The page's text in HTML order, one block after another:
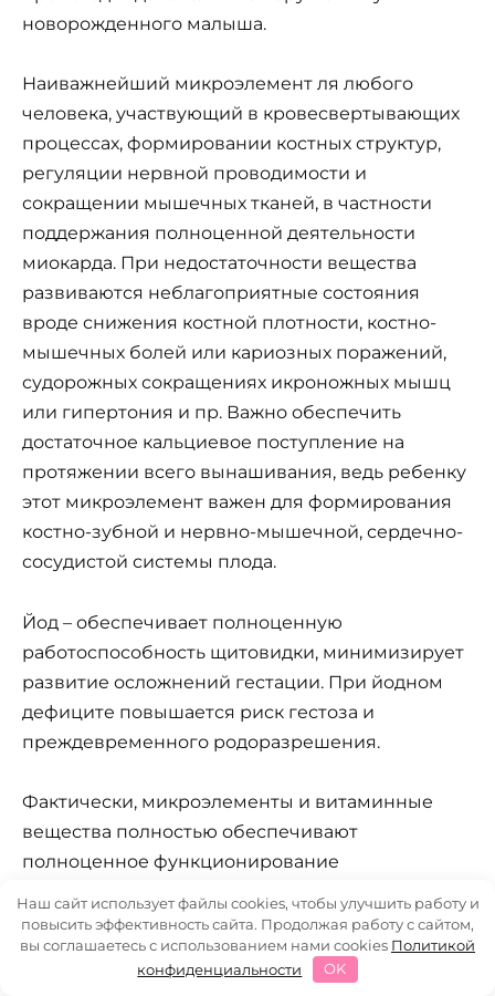
новорожденного малыша.
Наиважнейший микроэлемент ля любого
человека, участвующий в кровесвертывающих
процессах, формировании костных структур,
регуляции нервной проводимости и
сокращении мышечных тканей, в частности
поддержания полноценной деятельности
миокарда. При недостаточности вещества
развиваются неблагоприятные состояния
вроде снижения костной плотности, костно-
мышечных болей или кариозных поражений,
судорожных сокращениях икроножных мышц
или гипертония и пр. Важно обеспечить
достаточное кальциевое поступление на
протяжении всего вынашивания, ведь ребенку
этот микроэлемент важен для формирования
костно-зубной и нервно-мышечной, сердечно-
сосудистой системы плода.
Йод – обеспечивает полноценную
работоспособность щитовидки, минимизирует
развитие осложнений гестации. При йодном
дефиците повышается риск гестоза и
преждевременного родоразрешения.
Фактически, микроэлементы и витаминные
вещества полностью обеспечивают
полноценное функционирование
здорового ребеночка в утробе, предотвращая
массу всевозможных осложнений, аномалий и
Наш сайт использует файлы cookies, чтобы улучшить работу и
повысить эффективность сайта. Продолжая работу с сайтом,
вы соглашаетесь с использованием нами cookies Политикой
конфиденциальности
OK